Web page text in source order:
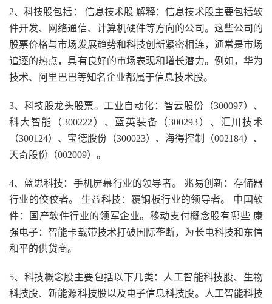
2、科技股包括： 信息技术股 解释：信息技术股主要包括软
件开发、网络通信、计算机硬件等方向的公司。这些公司的
股票价格与市场发展趋势和科技创新紧密相连，通常是市场
追逐的热点，具有良好的市场表现和增长潜力。例如，华为
技术、阿里巴巴等知名企业都属于信息技术股。
3、科技股龙头股票。工业自动化：智云股份（300097）、
科大智能（300222）、蓝英装备（300293）、汇川技术
（300124）、宝德股份（300023）、海得控制（002184）、
天奇股份（002009）。
4、蓝思科技：手机屏幕行业的领导者。 兆易创新：存储器
行业的佼佼者。 生益科技：覆铜板行业的领导者。 中国软
件：国产软件行业的领军企业。移动支付概念股有哪些 康
强电子：智能卡载带技术打破国际垄断，为长电科技和东信
和平的供货商。
5、科技概念股主要包括以下几类：人工智能科技股、生物
科技股、新能源科技股以及电子信息科技股。人工智能科技